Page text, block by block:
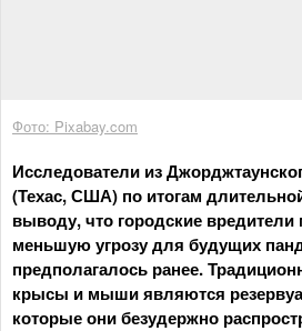
Фото: Pixabay.com
Исследователи из
(Техас, США) по итогам
выводу, что городские вредители
меньшую угрозу для будущих
предполагалось ранее.
крысы и мыши являются
которые они безудержно